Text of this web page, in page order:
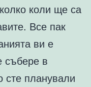
коли ще са
Все пак
ви е
събере в
сте планували